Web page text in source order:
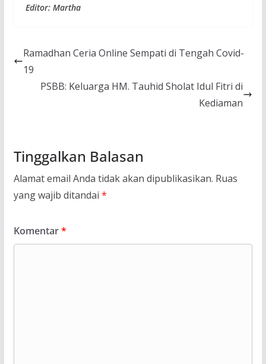
Editor: Martha
Ramadhan Ceria Online Sempati di Tengah Covid-
19
PSBB: Keluarga HM. Tauhid Sholat Idul Fitri di
Kediaman
Tinggalkan Balasan
Alamat email Anda tidak akan dipublikasikan. Ruas
yang wajib ditandai *
Komentar*